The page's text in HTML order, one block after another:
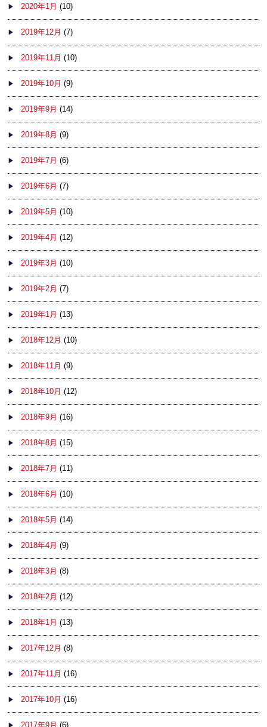
2020年1月 (10)
2019年12月 (7)
2019年11月 (10)
2019年10月 (9)
2019年9月 (14)
2019年8月 (9)
2019年7月 (6)
2019年6月 (7)
2019年5月 (10)
2019年4月 (12)
2019年3月 (10)
2019年2月 (7)
2019年1月 (13)
2018年12月 (10)
2018年11月 (9)
2018年10月 (12)
2018年9月 (16)
2018年8月 (15)
2018年7月 (11)
2018年6月 (10)
2018年5月 (14)
2018年4月 (9)
2018年3月 (8)
2018年2月 (12)
2018年1月 (13)
2017年12月 (8)
2017年11月 (16)
2017年10月 (16)
2017年9月 (6)